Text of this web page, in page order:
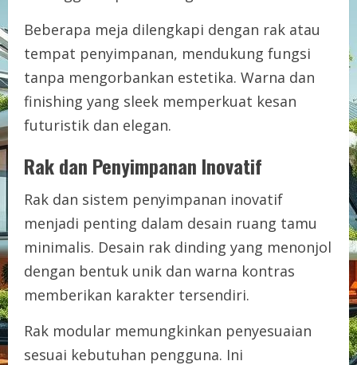
Beberapa meja dilengkapi dengan rak atau
tempat penyimpanan, mendukung fungsi
tanpa mengorbankan estetika. Warna dan
finishing yang sleek memperkuat kesan
futuristik dan elegan.
Rak dan Penyimpanan Inovatif
Rak dan sistem penyimpanan inovatif
menjadi penting dalam desain ruang tamu
minimalis. Desain rak dinding yang menonjol
dengan bentuk unik dan warna kontras
memberikan karakter tersendiri.
Rak modular memungkinkan penyesuaian
sesuai kebutuhan pengguna. Ini